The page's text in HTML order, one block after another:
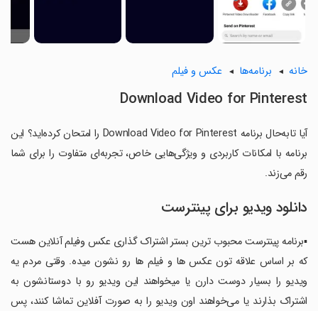
خانه برنامه‌ها عکس و فیلم
Download Video for Pinterest
آیا تابه‌حال برنامه Download Video for Pinterest را امتحان کرده‌اید؟ این
برنامه با امکانات کاربردی و ویژگی‌هایی خاص، تجربه‌ای متفاوت را برای شما
رقم می‌زند.
دانلود ویدیو برای پینترست
▪︎برنامه پینترست محبوب ترین بستر اشتراک گذاری عکس وفیلم آنلاین هست
که بر اساس علاقه تون عکس ها و فیلم ها رو نشون میده. وقتی مردم یه
ویدیو را بسیار دوست دارن یا میخواهند این ویدیو رو با دوستانشون به
اشتراک بذارند یا می‌خواهند اون ویدیو را به صورت آفلاین تماشا کنند، پس